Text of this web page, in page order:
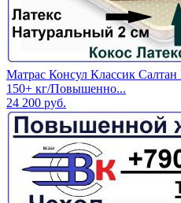
Матрас Консул Классик
150+ кг/Повышенно...
24 200 руб.